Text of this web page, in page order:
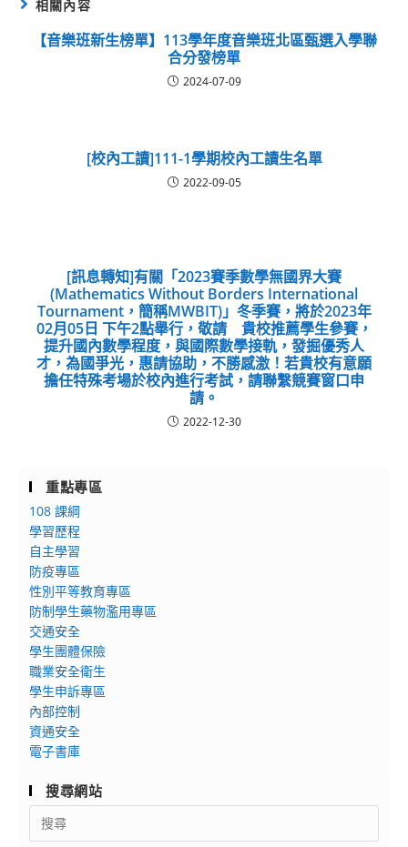
相關內容
【音樂班新生榜單】113學年度音樂班北區甄選入學聯
合分發榜單
2024-07-09
[校內工讀]111-1學期校內工讀生名單
2022-09-05
[訊息轉知]有關「2023賽季數學無國界大賽
(Mathematics Without Borders International
Tournament，簡稱MWBIT)」冬季賽，將於2023年
02月05日 下午2點舉行，敬請 貴校推薦學生參賽，
提升國內數學程度，與國際數學接軌，發掘優秀人
才，為國爭光，惠請協助，不勝感激！若貴校有意願
擔任特殊考場於校內進行考試，請聯繫競賽窗口申
請。
2022-12-30
重點專區
108 課綱
學習歷程
自主學習
防疫專區
性別平等教育專區
防制學生藥物濫用專區
交通安全
學生團體保險
職業安全衛生
學生申訴專區
內部控制
資通安全
電子書庫
搜尋網站
Search
for: